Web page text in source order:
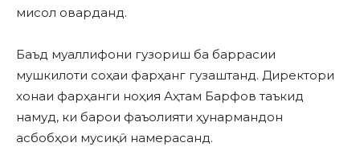
мисол оварданд.
Баъд муаллифони гузориш ба баррасии
мушкилоти соҳаи фарҳанг гузаштанд. Директори
хонаи фарҳанги ноҳия Аҳтам Барфов таъкид
намуд, ки барои фаъолияти ҳунармандон
асбобҳои мусиқӣ намерасанд.